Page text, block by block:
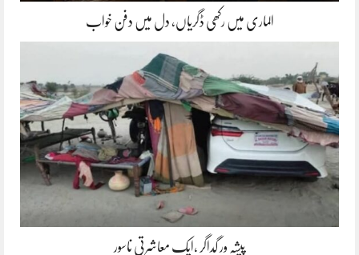
الماری میں رکھی ڈگریاں، دل میں دفن خواب
پیشہ ور گداگر ،ایک معاشرتی ناسور